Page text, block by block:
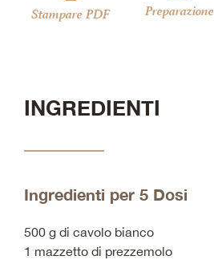
Stampare PDF Preparazione
INGREDIENTI
Ingredienti per 5 Dosi
500 g di cavolo bianco
1 mazzetto di prezzemolo